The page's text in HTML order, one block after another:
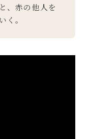
、赤の他人を
く。